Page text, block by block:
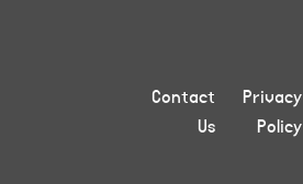
Privacy
Policy
Contact
Us